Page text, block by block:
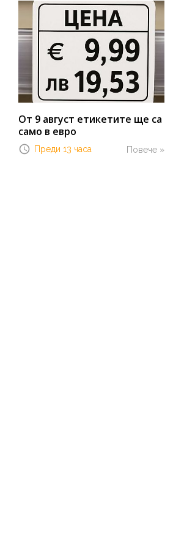
От 9 август етикетите ще са
само в евро
Повече »
Преди 13 часа